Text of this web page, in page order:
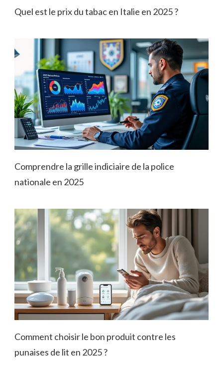
Quel est le prix du tabac en Italie en 2025 ?
Comprendre la grille indiciaire de la police
nationale en 2025
Comment choisir le bon produit contre les
punaises de lit en 2025 ?